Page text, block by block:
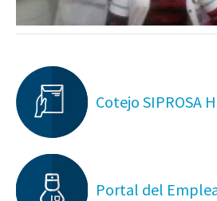
Cotejo SIPROSA
Portal del